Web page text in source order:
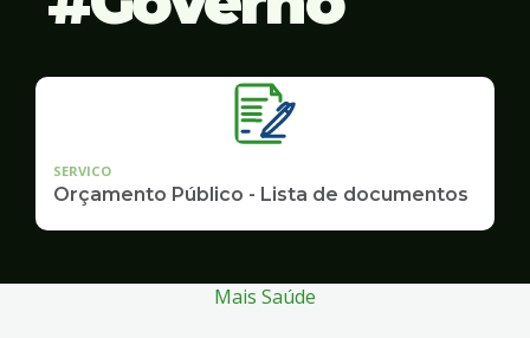
SERVICO
Orçamento Público - Lista de documentos
Mais Saúde